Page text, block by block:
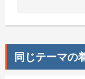
同じテーマの